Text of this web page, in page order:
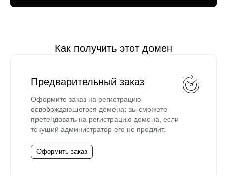
Как получить этот домен
Предварительный заказ
Оформите заказ на регистрацию
освобождающегося домена: вы сможете
претендовать на регистрацию домена, если
текущий администратор его не продлит.
Оформить заказ